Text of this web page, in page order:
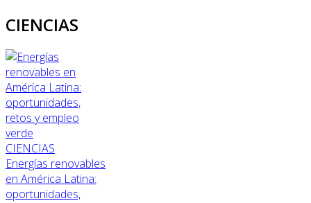
CIENCIAS
CIENCIAS
Energías renovables
en América Latina:
oportunidades,